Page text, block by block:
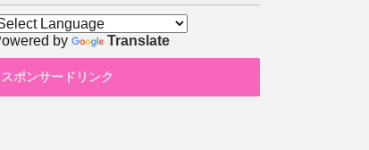
by Translate
スポンサードリンク